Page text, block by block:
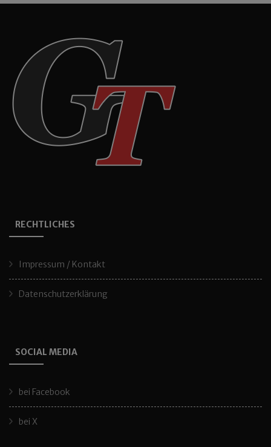
RECHTLICHES
Impressum / Kontakt
Datenschutzerklärung
SOCIAL MEDIA
bei Facebook
bei X